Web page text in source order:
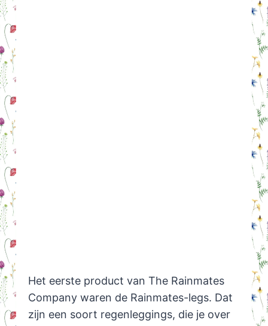
Het eerste product van The Rainmates
Company waren de Rainmates-legs. Dat
zijn een soort regenleggings, die je over